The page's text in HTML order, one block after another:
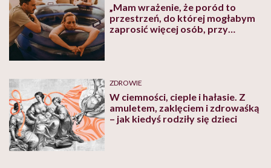
„Mam wrażenie, że poród to
przestrzeń, do której mogłabym
zaprosić więcej osób, przy
ZDROWIE
W ciemności, cieple i hałasie. Z
amuletem, zaklęciem i zdrowaśką
– jak kiedyś rodziły się dzieci